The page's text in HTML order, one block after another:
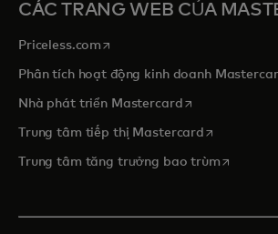
CÁC TRANG WEB CỦA
Priceless.com opens in a new tab
Phân tích hoạt động kinh doanh
Nhà phát triển Mastercardopens in a new
Trung tâm tiếp thị Mastercardopens in a
Trung tâm tăng trưởng bao trùmopens in